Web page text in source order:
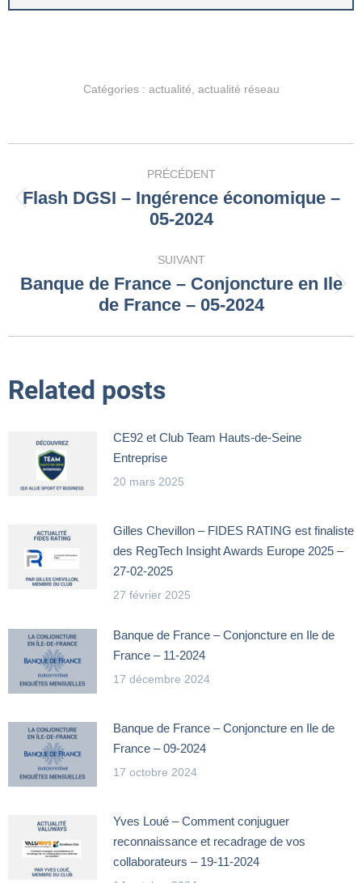
Catégories : actualité, actualité réseau
article
PRÉCÉDENT
Article
précédent
Flash DGSI – Ingérence économique –
05-2024
SUIVANT
Article
suivant
Banque de France – Conjoncture en Ile
de France – 05-2024
Related posts
CE92 et Club Team Hauts-de-Seine
Entreprise
20 mars 2025
Gilles Chevillon – FIDES RATING est finaliste
des RegTech Insight Awards Europe 2025 –
27-02-2025
27 février 2025
Banque de France – Conjoncture en Ile de
France – 11-2024
17 décembre 2024
Banque de France – Conjoncture en Ile de
France – 09-2024
17 octobre 2024
Yves Loué – Comment conjuguer
reconnaissance et recadrage de vos
collaborateurs – 19-11-2024